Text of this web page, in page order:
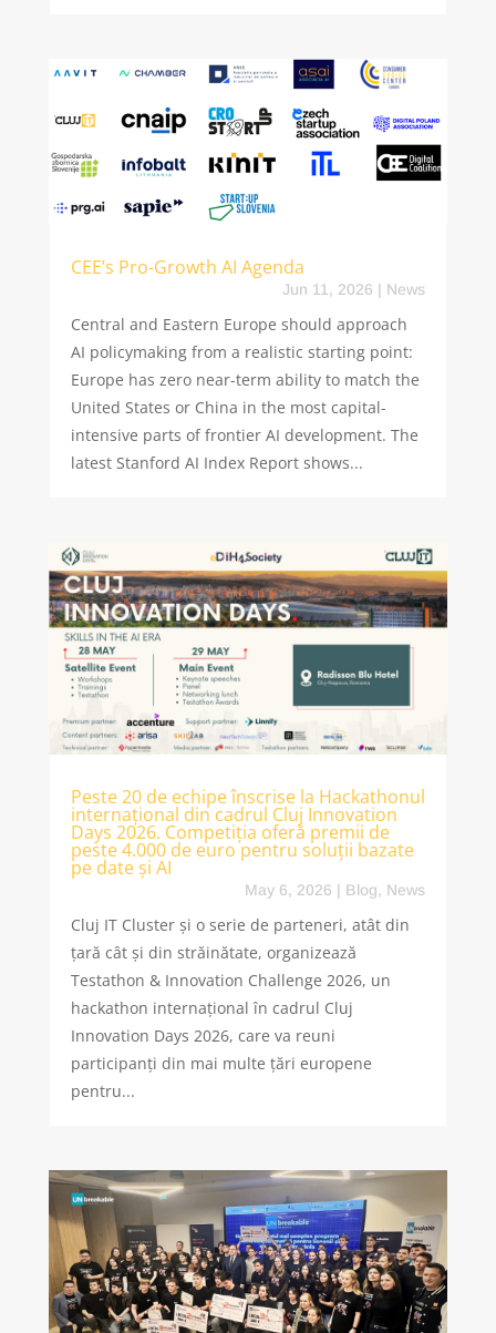
CEE’s Pro-Growth AI Agenda
Jun 11, 2026 | News
Central and Eastern Europe should approach
AI policymaking from a realistic starting point:
Europe has zero near-term ability to match the
United States or China in the most capital-
intensive parts of frontier AI development. The
latest Stanford AI Index Report shows...
Peste 20 de echipe înscrise la Hackathonul
internațional din cadrul Cluj Innovation
Days 2026. Competiția oferă premii de
peste 4.000 de euro pentru soluții bazate
pe date și AI
May 6, 2026 | Blog, News
Cluj IT Cluster și o serie de parteneri, atât din
țară cât și din străinătate, organizează
Testathon & Innovation Challenge 2026, un
hackathon internațional în cadrul Cluj
Innovation Days 2026, care va reuni
participanți din mai multe țări europene
pentru...